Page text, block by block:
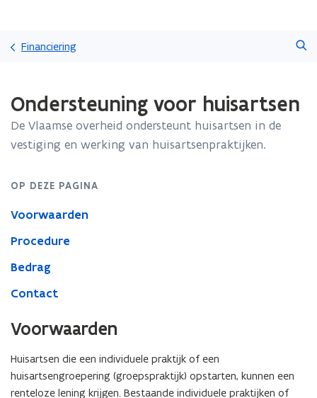
gaan
Financiering
met
laden.
bevindt
Ondersteuning
huisartsen
Ondersteuning voor huisartsen
De Vlaamse overheid ondersteunt huisartsen in de
vestiging en werking van huisartsenpraktijken.
OP DEZE PAGINA
Voorwaarden
Procedure
Bedrag
Contact
Voorwaarden
Huisartsen die een individuele praktijk of een
huisartsengroepering (groepspraktijk) opstarten, kunnen een
renteloze lening krijgen. Bestaande individuele praktijken of